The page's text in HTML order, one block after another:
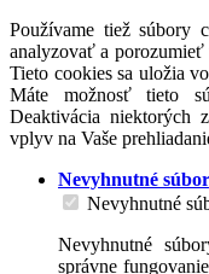
Používame tiež súbory
analyzovať a porozumieť
Tieto cookies sa uložia
Máte možnosť tieto
Deaktivácia niektorých
vplyv na Vaše
Nevyhnutné
Nevyhnutné
Nevyhnutné
správne